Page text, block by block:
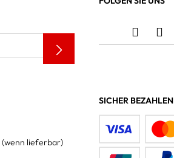
(wenn lieferbar)
SICHER BEZAHLEN